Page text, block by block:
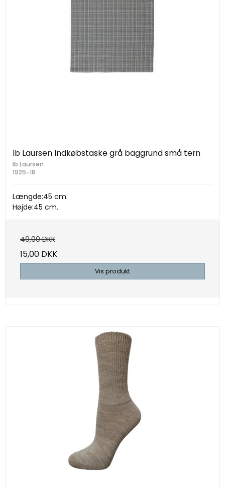
Ib Laursen Indkøbstaske grå baggrund små tern
Ib Laursen
1925-18
Længde:45 cm.
Højde:45 cm.
49,00 DKK
15,00 DKK
Vis produkt